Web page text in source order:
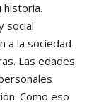
historia.
social
a la sociedad
Las edades
Como eso